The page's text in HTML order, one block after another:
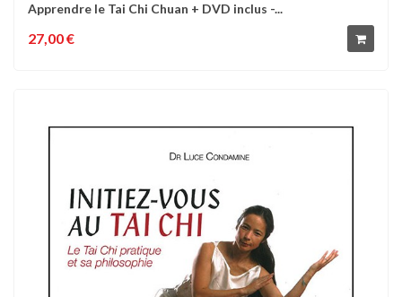
Apprendre le Tai Chi Chuan + DVD inclus -...
27,00 €